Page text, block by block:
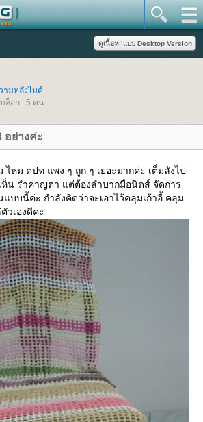
ามหลังไมค์
ล็อก : 5 คน
อย่างค่ะ
ไหม ตปท แพง ๆ ถูก ๆ เยอะมากค่ะ เต็มลังไป
ห็น รำคาญตา แต่ต้องลำบากมือนิดส์ จัดการ
บบนี้ค่ะ กำลังคิดว่าจะเอาไว้คลุมเก้าอี้ คลุม
วเองดีค่ะ